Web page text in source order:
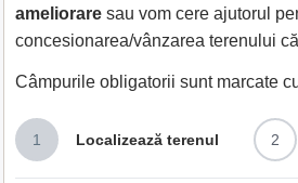
ameliorare sau vom cere ajutorul
concesionarea/vânzarea terenului
Câmpurile obligatorii sunt marcate
1 Localizează terenul 2